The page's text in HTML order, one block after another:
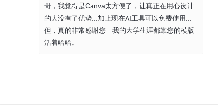
哥，我觉得是Canva太方便了，让真正在用心设计
的人没有了优势...加上现在AI工具可以免费使用...
但，真的非常感谢您，我的大学生涯都靠您的模版
活着哈哈。